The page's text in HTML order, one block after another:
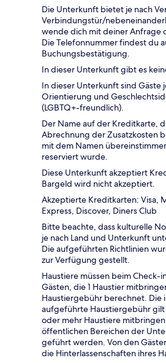
Die Unterkunft bietet je nach
Verbindungstür/
wende dich mit deiner Anfrage
Die Telefonnummer findest du
Buchungsbestätigung.
In dieser Unterkunft gibt es
In dieser Unterkunft sind Gäste
Orientierung und
(LGBTQ+-freundlich).
Der Name auf der Kreditkarte,
Abrechnung der Zusatzkosten
mit dem Namen
reserviert wurde.
Diese Unterkunft akzeptiert
Bargeld wird nicht akzeptiert.
Akzeptierte Kreditkarten: Visa,
Express, Discover, Diners Club
Bitte beachte, dass kulturelle
je nach Land und Unterkunft
Die aufgeführten Richtlinien
zur Verfügung gestellt.
Haustiere müssen beim
Gästen, die 1 Haustier
Haustiergebühr berechnet. Die
aufgeführte Haustiergebühr gilt
oder mehr Haustiere
öffentlichen Bereichen der
geführt werden. Von den
die Hinterlassenschaften ihres